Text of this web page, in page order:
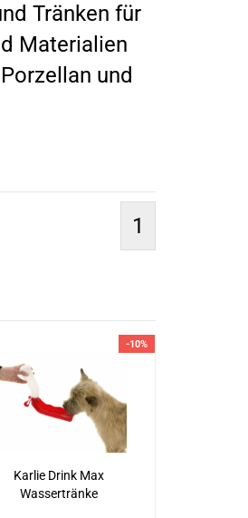
Tränken für
Materialien
und
1
-10%
Karlie Drink Max
Wassertränke